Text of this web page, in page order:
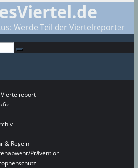
Werde Teil der Viertelreporter
Viertelreport
& Regeln
Prävention